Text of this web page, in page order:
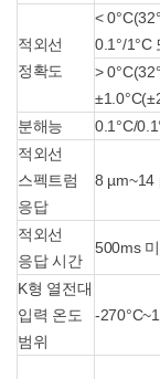
적외선
정확도
<
0.1°/1°C
>
분해능
0.1°C/
적외선
스펙트럼
응답
8 µm~14
적외선
응답 시간
500ms
K형 열전대
입력 온도
범위
-